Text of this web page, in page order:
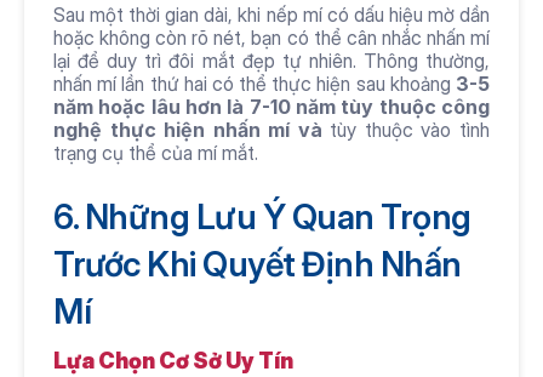
Sau một thời gian dài, khi nếp mí có dấu hiệu mờ dần
hoặc không còn rõ nét, bạn có thể cân nhắc nhấn mí
lại để duy trì đôi mắt đẹp tự nhiên. Thông thường,
nhấn mí lần thứ hai có thể thực hiện sau khoảng 3-5
năm hoặc lâu hơn là 7-10 năm tùy thuộc công
nghệ thực hiện nhấn mí và tùy thuộc vào tình
trạng cụ thể của mí mắt.
6. Những Lưu Ý Quan Trọng
Trước Khi Quyết Định Nhấn
Mí
Lựa Chọn Cơ Sở Uy Tín